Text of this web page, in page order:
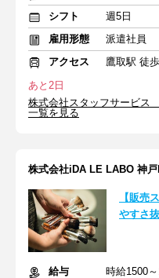
シフト
週5日
雇用形態
派遣社員
アクセス
鷹取駅 徒
あと2日
株式会社スタッフサービス
一覧を見る
株式会社iDA LE LABO 神
【販売
やすさ
給与
時給1500